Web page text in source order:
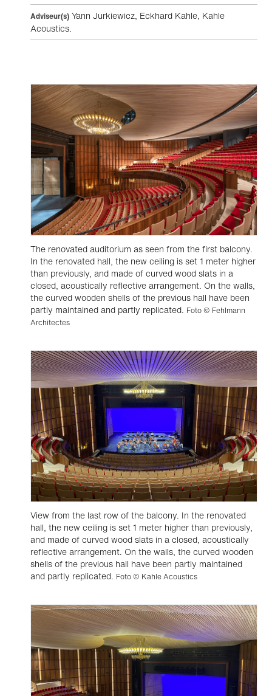
Adviseur(s) Yann Jurkiewicz, Eckhard Kahle, Kahle
Acoustics.
The renovated auditorium as seen from the first balcony.
In the renovated hall, the new ceiling is set 1 meter higher
than previously, and made of curved wood slats in a
closed, acoustically reflective arrangement. On the walls,
the curved wooden shells of the previous hall have been
partly maintained and partly replicated. Foto © Fehlmann
Architectes
View from the last row of the balcony. In the renovated
hall, the new ceiling is set 1 meter higher than previously,
and made of curved wood slats in a closed, acoustically
reflective arrangement. On the walls, the curved wooden
shells of the previous hall have been partly maintained
and partly replicated. Foto © Kahle Acoustics